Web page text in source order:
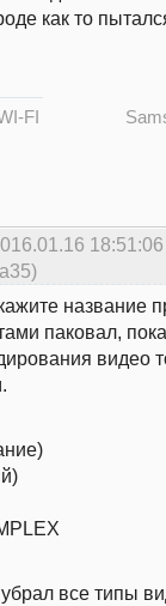
как то
WI-FI
18:51:06
название
паковал,
видео
все типы